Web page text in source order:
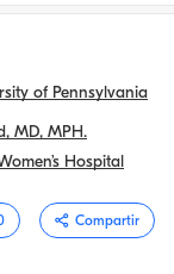
of Pennsylvania
MD, MPH.
Hospital
Compartir